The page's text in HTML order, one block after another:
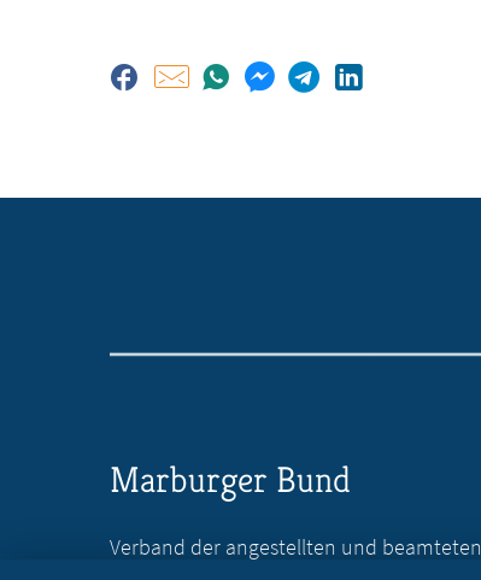
Marburger Bund
Verband der angestellten und beamteten